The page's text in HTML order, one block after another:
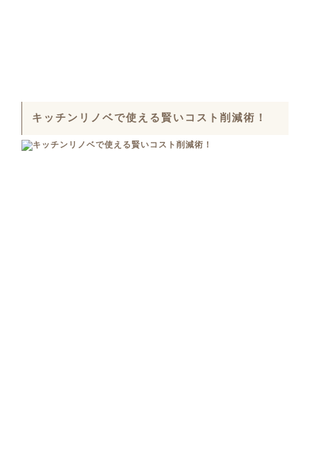
キッチンリノベで使える賢いコスト削減術！